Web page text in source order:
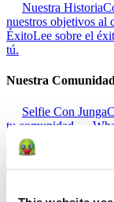
Nuestra Historia
nuestros objetivos al
ÉxitoLee sobre el
tú.
Nuestra
Selfie Con Junga
tu comunidad.
plataforma sea tan
Regresar